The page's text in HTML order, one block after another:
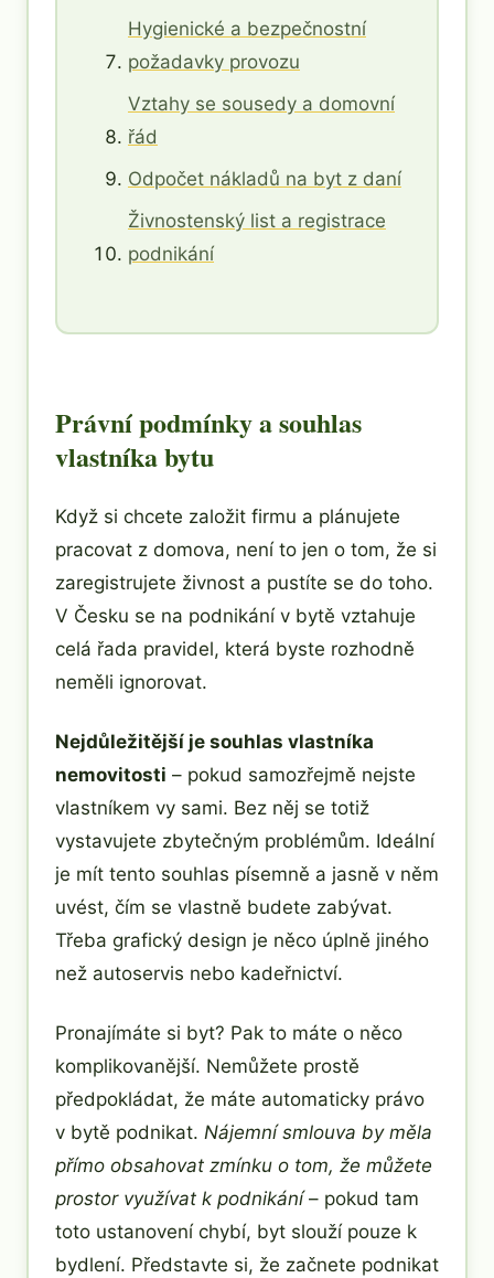
Hygienické a bezpečnostní
požadavky provozu
Vztahy se sousedy a domovní
řád
Odpočet nákladů na byt z daní
Živnostenský list a registrace
podnikání
Právní podmínky a souhlas
vlastníka bytu
Když si chcete založit firmu a plánujete
pracovat z domova, není to jen o tom, že si
zaregistrujete živnost a pustíte se do toho.
V Česku se na podnikání v bytě vztahuje
celá řada pravidel, která byste rozhodně
neměli ignorovat.
Nejdůležitější je souhlas vlastníka
nemovitosti – pokud samozřejmě nejste
vlastníkem vy sami. Bez něj se totiž
vystavujete zbytečným problémům. Ideální
je mít tento souhlas písemně a jasně v něm
uvést, čím se vlastně budete zabývat.
Třeba grafický design je něco úplně jiného
než autoservis nebo kadeřnictví.
Pronajímáte si byt? Pak to máte o něco
komplikovanější. Nemůžete prostě
předpokládat, že máte automaticky právo
v bytě podnikat. Nájemní smlouva by měla
přímo obsahovat zmínku o tom, že můžete
prostor využívat k podnikání– pokud tam
toto ustanovení chybí, byt slouží pouze k
bydlení. Představte si, že začnete podnikat